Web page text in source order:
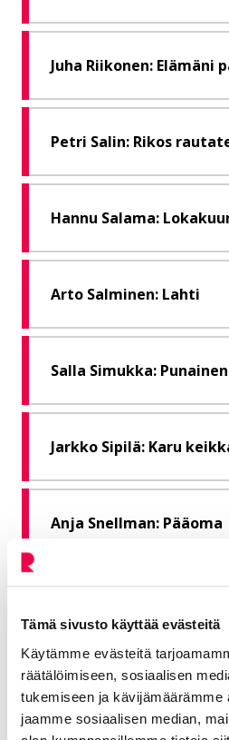
Tämä sivusto käyttää evästeitä
Käytämme evästeitä
räätälöimiseen, sosiaalisen
tukemiseen ja
jaamme sosiaalisen median,
Juha Riikonen: Elämäni
Petri Salin: Rikos
Hannu Salama:
Arto Salminen: Lahti
Salla Simukka:
Jarkko Sipilä: Karu
Anja Snellman: Pääoma
Jari Tervo: Myyrä